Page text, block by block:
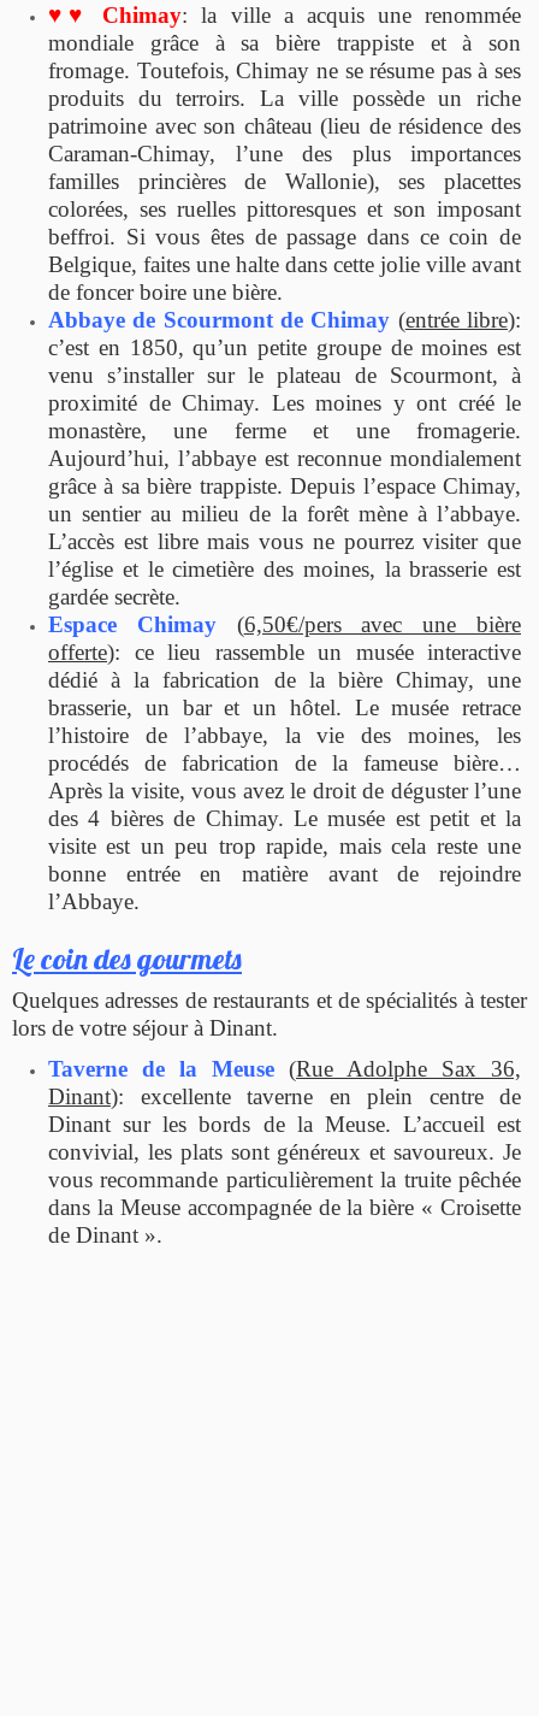
♥♥ Chimay: la ville a acquis une renommée
mondiale grâce à sa bière trappiste et à son
fromage. Toutefois, Chimay ne se résume pas à ses
produits du terroirs. La ville possède un riche
patrimoine avec son château (lieu de résidence des
Caraman-Chimay, l’une des plus importances
familles princières de Wallonie), ses placettes
colorées, ses ruelles pittoresques et son imposant
beffroi. Si vous êtes de passage dans ce coin de
Belgique, faites une halte dans cette jolie ville avant
de foncer boire une bière.
Abbaye de Scourmont de Chimay (entrée libre):
c’est en 1850, qu’un petite groupe de moines est
venu s’installer sur le plateau de Scourmont, à
proximité de Chimay. Les moines y ont créé le
monastère, une ferme et une fromagerie.
Aujourd’hui, l’abbaye est reconnue mondialement
grâce à sa bière trappiste. Depuis l’espace Chimay,
un sentier au milieu de la forêt mène à l’abbaye.
L’accès est libre mais vous ne pourrez visiter que
l’église et le cimetière des moines, la brasserie est
gardée secrète.
Espace Chimay(6,50€/pers avec une bière
offerte): ce lieu rassemble un musée interactive
dédié à la fabrication de la bière Chimay, une
brasserie, un bar et un hôtel. Le musée retrace
l’histoire de l’abbaye, la vie des moines, les
procédés de fabrication de la fameuse bière…
Après la visite, vous avez le droit de déguster l’une
des 4 bières de Chimay. Le musée est petit et la
visite est un peu trop rapide, mais cela reste une
bonne entrée en matière avant de rejoindre
l’Abbaye.
Le coin des gourmets
Quelques adresses de restaurants et de spécialités à tester
lors de votre séjour à Dinant.
Taverne de la Meuse (Rue Adolphe Sax 36,
Dinant): excellente taverne en plein centre de
Dinant sur les bords de la Meuse. L’accueil est
convivial, les plats sont généreux et savoureux. Je
vous recommande particulièrement la truite pêchée
dans la Meuse accompagnée de la bière « Croisette
de Dinant ».